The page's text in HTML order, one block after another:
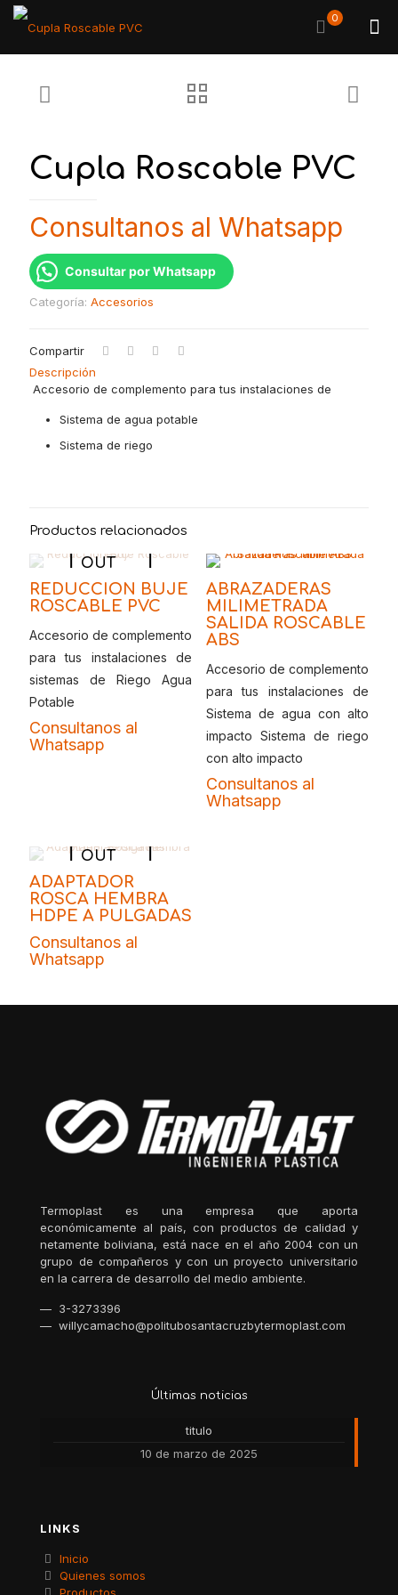
0
Cupla Roscable PVC
Consultanos al Whatsapp
Consultar por Whatsapp
Categoría: Accesorios
Compartir
Descripción
Accesorio de complemento para tus instalaciones de
Sistema de agua potable
Sistema de riego
Productos relacionados
OUT
REDUCCION BUJE
ROSCABLE PVC
Accesorio de complemento
para tus instalaciones de
sistemas de Riego Agua
Potable
Consultanos al
Whatsapp
ABRAZADERAS
MILIMETRADA
SALIDA ROSCABLE
ABS
Accesorio de complemento
para tus instalaciones de
Sistema de agua con alto
impacto Sistema de riego
con alto impacto
Consultanos al
Whatsapp
OUT
ADAPTADOR
ROSCA HEMBRA
HDPE A PULGADAS
Consultanos al
Whatsapp
Termoplast es una empresa que aporta
económicamente al país, con productos de calidad y
netamente boliviana, está nace en el año 2004 con un
grupo de compañeros y con un proyecto universitario
en la carrera de desarrollo del medio ambiente.
— 3-3273396
— willycamacho@politubosantacruzbytermoplast.com
Últimas noticias
titulo
10 de marzo de 2025
LINKS
Inicio
Quienes somos